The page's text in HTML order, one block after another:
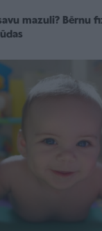
mazuli? Bērnu